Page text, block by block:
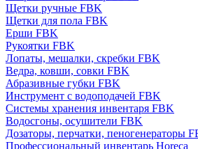
Щетки ручные FBK
Щетки для пола FBK
Ерши FBK
Рукоятки FBK
Лопаты, мешалки, скребки FBK
Ведра, ковши, совки FBK
Абразивные губки FBK
Инструмент с водоподачей FBK
Системы хранения инвентаря FBK
Водосгоны, осушители FBK
Дозаторы, перчатки, пеногенераторы
Профессиональный инвентарь Horeca